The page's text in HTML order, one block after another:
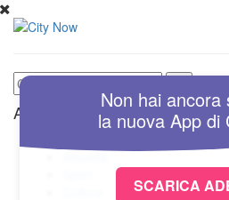
Altre Sezioni
Attualità
Non hai ancora
la nuovaApp di
SCARICA